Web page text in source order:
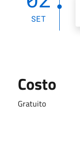
SET
Costo
Gratuito